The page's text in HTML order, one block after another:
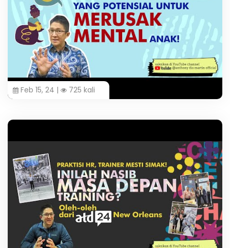
Feb 15, 24 | 725 kali